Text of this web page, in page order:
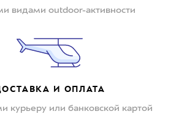
видами outdoor-активности
И ОПЛАТА
курьеру или банковской картой